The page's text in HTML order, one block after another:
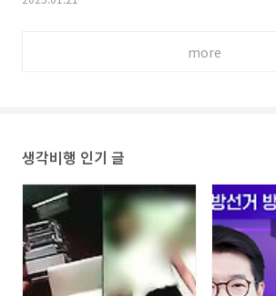
내 격려해준 윤상현 국민의힘 의원에게도 감사를
윤석열이 체포되기 이전까지 벌인 행태를 보면 당
테러를 일으키기 시작했습니다. 19일 새벽 윤석
열의 구속이 결정되자 서울서부지법을 둘러싸고
시위를 벌이던 이들이 폭도로 돌변하여 법원을 침
입했습니다. 일부는 서부지법 후문에서 경찰 저
지를 뚫고 일부는 담을 넘어 침입했습니다. 출처
- ..
more
생각비행 인기 글